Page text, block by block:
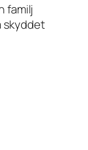
familj
skyddet